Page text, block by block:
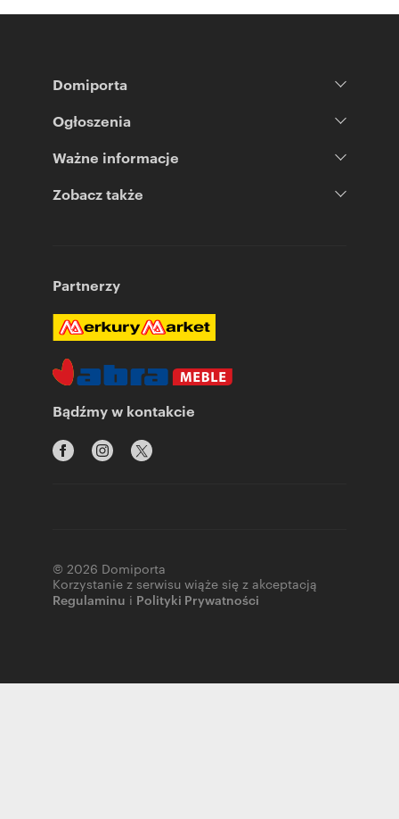
Domiporta
Ogłoszenia
Ważne informacje
Zobacz także
Partnerzy
Bądźmy w kontakcie
© 2026 Domiporta
Korzystanie z serwisu wiąże się z akceptacją
Regulaminu i Polityki Prywatności